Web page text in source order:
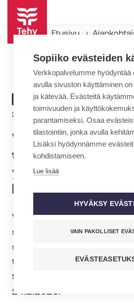
Hyppää
pääsisältöön
Etusivu
ARTIKKELIN
KATEGORIA
AJANKOHTAISTA
24.2.2026 | 17:25
toinen
yksityisen
lan työriidassa
Val­ta­kun­nan­so­vit­te­li­ja
sovintoehdotuksen
si­aa­li­pal­ve­lua­lan (SOSTES)
työehtosopimuksen
Sovintoehdotus annettiin
24.2.2026.
Sopiiko evästeiden
Verkkopalvelumme hyödyntää
avulla sivuston käyttäminen
ja kätevää. Evästeitä
toimivuuden ja
parantamiseksi. Osaa
tilastointiin, jonka avulla
Lisäksi hyödynnämme
kohdistamiseen.
Lue lisää
HYVÄKSY
VAIN PAKOLLISET